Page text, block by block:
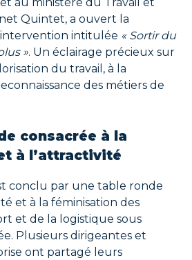
Quintet, a ouvert la
intitulée « Sortir du
». Un éclairage précieux sur
du travail, à la
des métiers de
consacrée à la
à l’attractivité
conclu par une table ronde
et à la féminisation des
et de la logistique sous
Plusieurs dirigeantes et
ont partagé leurs